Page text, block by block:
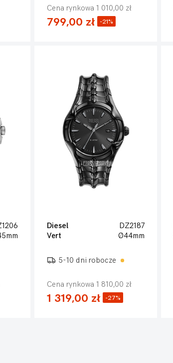
Cena rynkowa 1 010,00 zł
799,00 zł -21%
Diesel
DZ2187
Vert
Ø44mm
5-10 dni robocze
Cena rynkowa 1 810,00 zł
1 319,00 zł -27%